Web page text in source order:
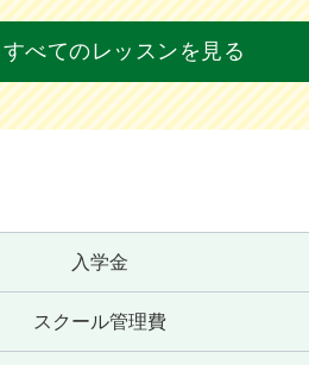
すべてのレッスンを見る
入学金
スクール管理費